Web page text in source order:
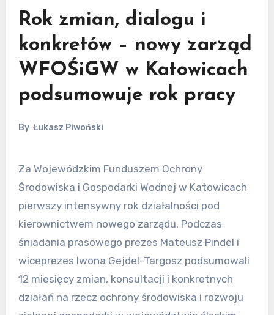
Rok zmian, dialogu i
konkretów – nowy zarząd
WFOŚiGW w Katowicach
podsumowuje rok pracy
By Łukasz Piwoński
Za Wojewódzkim Funduszem Ochrony
Środowiska i Gospodarki Wodnej w Katowicach
pierwszy intensywny rok działalności pod
kierownictwem nowego zarządu. Podczas
śniadania prasowego prezes Mateusz Pindel i
wiceprezes Iwona Gejdel-Targosz podsumowali
12 miesięcy zmian, konsultacji i konkretnych
działań na rzecz ochrony środowiska i rozwoju